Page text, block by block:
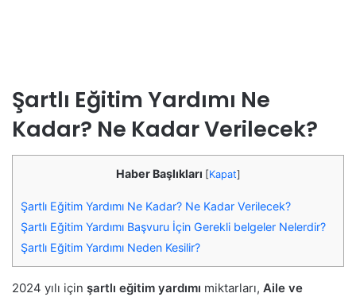
Şartlı Eğitim Yardımı Ne
Kadar? Ne Kadar Verilecek?
Haber Başlıkları [Kapat]
Şartlı Eğitim Yardımı Ne Kadar? Ne Kadar Verilecek?
Şartlı Eğitim Yardımı Başvuru İçin Gerekli belgeler Nelerdir?
Şartlı Eğitim Yardımı Neden Kesilir?
2024 yılı için şartlı eğitim yardımı miktarları, Aile ve